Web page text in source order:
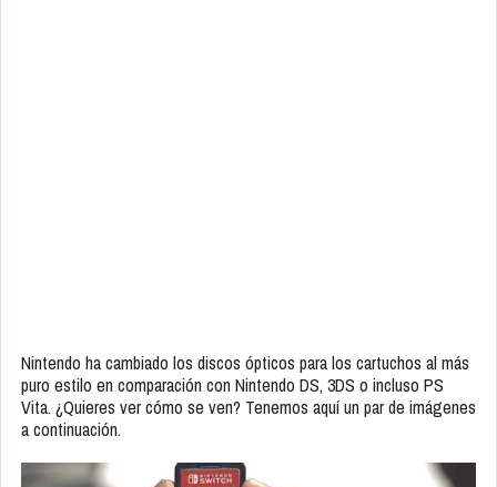
Nintendo ha cambiado los discos ópticos para los cartuchos al más
puro estilo en comparación con Nintendo DS, 3DS o incluso PS
Vita. ¿Quieres ver cómo se ven? Tenemos aquí un par de imágenes
a continuación.